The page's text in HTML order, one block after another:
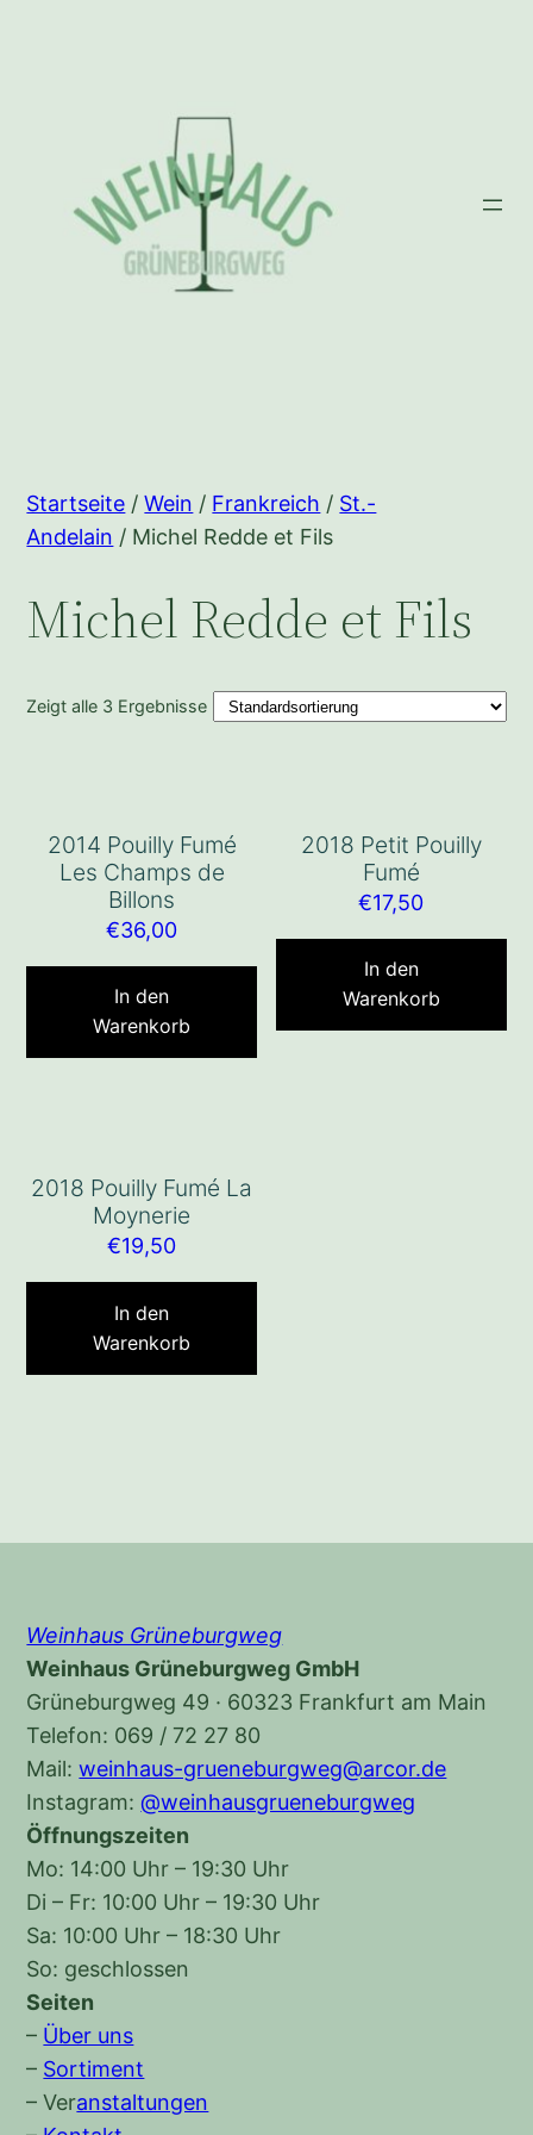
Startseite /Wein / Frankreich / St.-
Andelain / Michel Redde et Fils
Michel Redde et Fils
Zeigt alle 3 Ergebnisse
2014 Pouilly Fumé
Les Champs de
Billons
€36,00
In den
Warenkorb
2018 Petit Pouilly
Fumé
€17,50
In den
Warenkorb
2018 Pouilly Fumé La
Moynerie
€19,50
In den
Warenkorb
Weinhaus Grüneburgweg
Weinhaus Grüneburgweg GmbH
Grüneburgweg 49 · 60323 Frankfurt am Main
Telefon: 069 / 72 27 80
Mail:weinhaus-grueneburgweg@arcor.de
Instagram:@weinhausgrueneburgweg
Öffnungszeiten
Mo: 14:00 Uhr – 19:30 Uhr
Di – Fr: 10:00 Uhr – 19:30 Uhr
Sa: 10:00 Uhr – 18:30 Uhr
So: geschlossen
Seiten
– Über uns
– Sortiment
–Veranstaltungen